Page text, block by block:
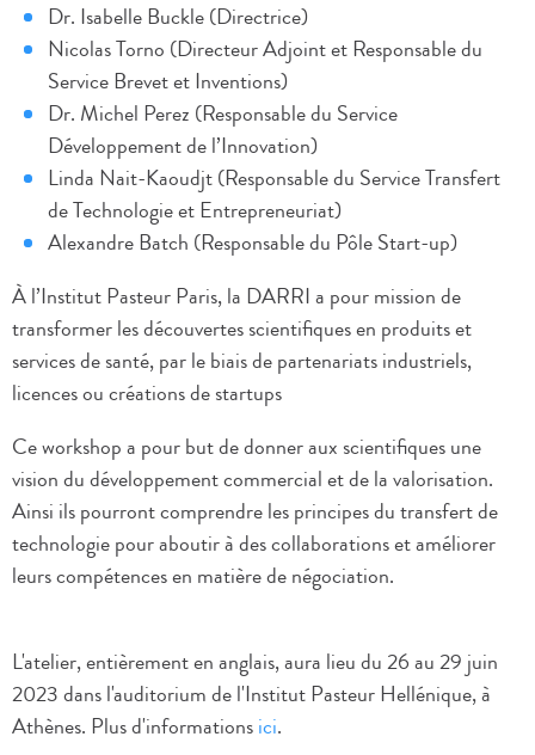
Dr. Isabelle Buckle (Directrice)
Nicolas Torno (Directeur Adjoint et Responsable du
Service Brevet et Inventions)
Dr. Michel Perez (Responsable du Service
Développement de l’Innovation)
Linda Nait-Kaoudjt (Responsable du Service Transfert
de Technologie et Entrepreneuriat)
Alexandre Batch (Responsable du Pôle Start-up)
À l’Institut Pasteur Paris, la DARRI a pour mission de
transformer les découvertes scientifiques en produits et
services de santé, par le biais de partenariats industriels,
licences ou créations de startups
Ce workshop a pour but de donner aux scientifiques une
vision du développement commercial et de la valorisation.
Ainsi ils pourront comprendre les principes du transfert de
technologie pour aboutir à des collaborations et améliorer
leurs compétences en matière de négociation.
L'atelier, entièrement en anglais, aura lieu du 26 au 29 juin
2023 dans l'auditorium de l'Institut Pasteur Hellénique, à
Athènes. Plus d'informationsici.